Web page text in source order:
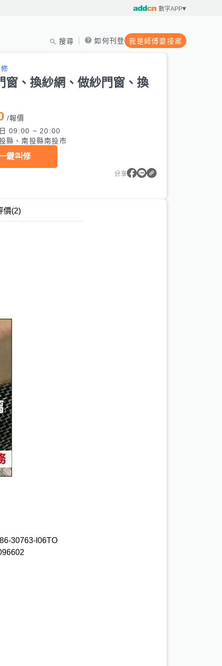
數字APP
搜尋 如何刊登 我是師傅要接案
窗、換紗網、做紗門窗、換
/報價
09:00 ~ 20:00
縣、南投縣南投市
鍵叫修
分享
價(2)
30763-I06TO